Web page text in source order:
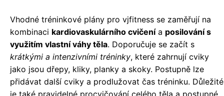
Vhodné tréninkové plány pro vjfitness se zaměřují na
kombinaci kardiovaskulárního cvičenía posilování s
využitím vlastní váhy těla. Doporučuje se začít s
krátkými a intenzivními tréninky, které zahrnují cviky
jako jsou dřepy, kliky, planky a skoky. Postupně lze
přidávat další cviky a prodlužovat čas tréninku. Důležité
je také pravidelné procvičování celého těla a postupné